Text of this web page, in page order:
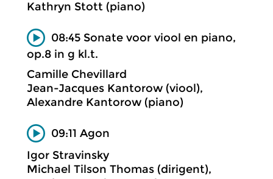
Kathryn Stott (piano)
08:45 Sonate voor viool en piano,
op.8 in g kl.t.
Camille Chevillard
Jean-Jacques Kantorow (viool),
Alexandre Kantorow (piano)
09:11 Agon
Igor Stravinsky
Michael Tilson Thomas (dirigent),